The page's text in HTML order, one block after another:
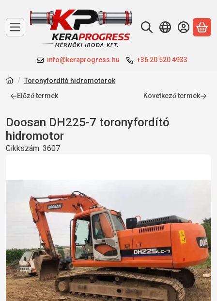
info@keraprogress.hu +36 20 520 4933
A
Toronyfordító hidromotorok
Előző termék
Következő termék
Doosan DH225-7 toronyfordító
hidromotor
Cikkszám: 3607